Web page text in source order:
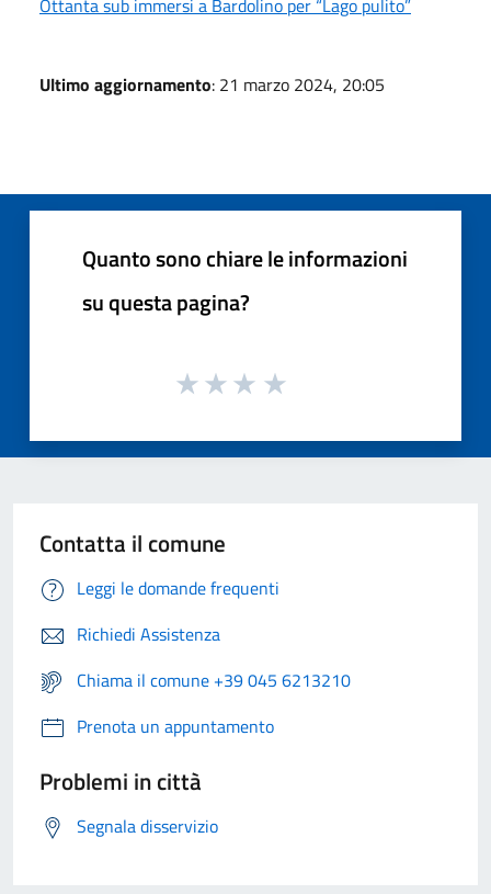
Ultimo aggiornamento: 21 marzo 2024, 20:05
Quanto sono chiare le informazioni
su questa pagina?
Contatta il comune
Leggi le domande frequenti
Richiedi Assistenza
Chiama il comune +39 045 6213210
Prenota un appuntamento
Problemi in città
Segnala disservizio